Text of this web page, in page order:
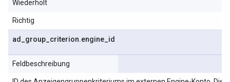
Wiederholt
Richtig
ad group criterion.engine id
Feldbeschreibung